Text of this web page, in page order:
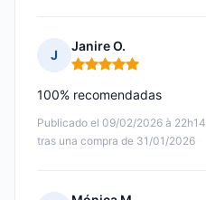
J
Janire O.
Nota: 5 de 5
Publicado el 09/02/2026 à 22h14
tras una compra de 31/01/2026
100% recomendadas